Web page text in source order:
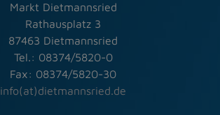
Markt Dietmannsried
Rathausplatz 3
87463 Dietmannsried
Tel.: 08374/5820-0
Fax: 08374/5820-30
info(at)dietmannsried.de